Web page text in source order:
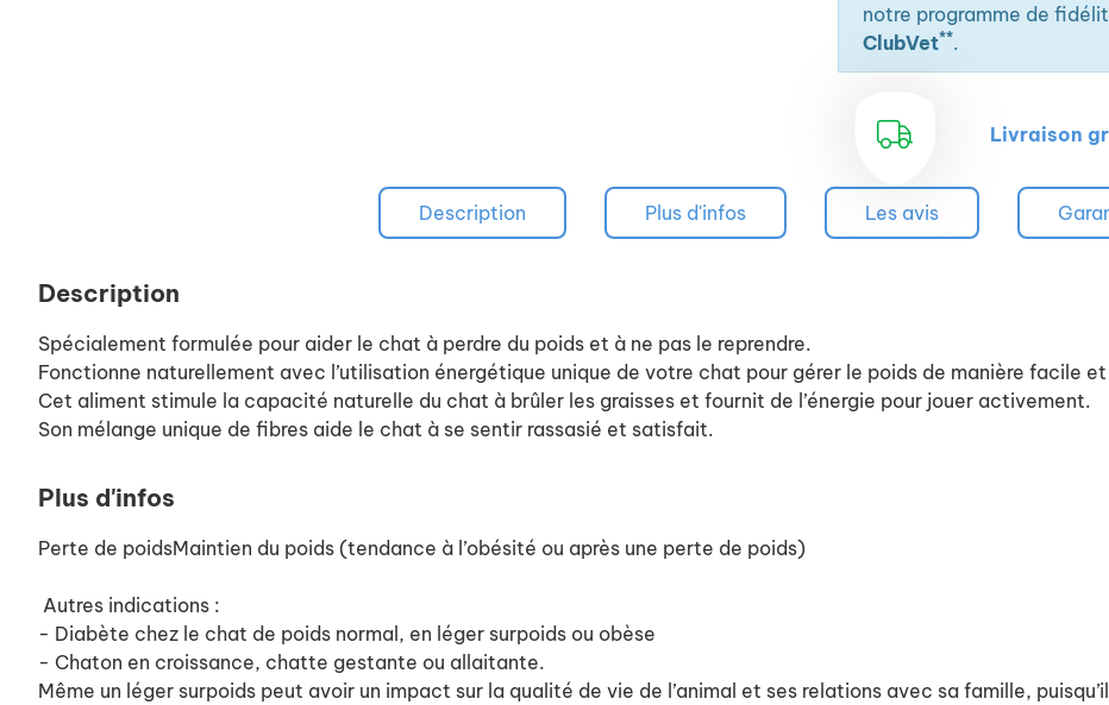
notre programme de
ClubVet**.
Livraison
Description Plus d'infos Les avis
Description
Spécialement formulée pour aider le chat à perdre du poids et à ne pas le reprendre.
Fonctionne naturellement avec l’utilisation énergétique unique de votre chat pour gérer le poids de manière facile
Cet aliment stimule la capacité naturelle du chat à brûler les graisses et fournit de l’énergie pour jouer activement.
Son mélange unique de fibres aide le chat à se sentir rassasié et satisfait.
Plus d'infos
Perte de poidsMaintien du poids (tendance à l’obésité ou après une perte de poids)
Autres indications :
- Diabète chez le chat de poids normal, en léger surpoids ou obèse
- Chaton en croissance, chatte gestante ou allaitante.
Même un léger surpoids peut avoir un impact sur la qualité de vie de l’animal et ses relations avec sa famille,